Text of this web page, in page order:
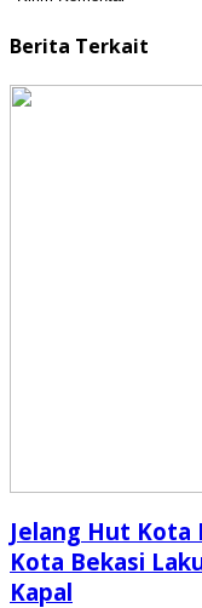
Berita Terkait
Jelang Hut
Kota Bekasi
Kapal